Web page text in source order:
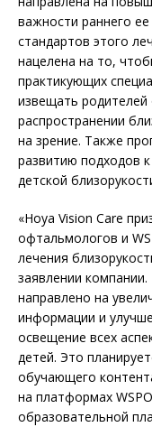
важности раннего
стандартов этого
нацелена на то,
практикующих
извещать
распространении
на зрение. Также
развитию подходов
детской
«Hoya Vision Care
офтальмологов и
лечения
заявлении
направлено на
информации и
освещение всех
детей. Это
обучающего
на платформах
образовательной